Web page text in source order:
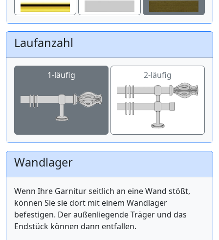
Laufanzahl
1-läufig 2-läufig
Wandlager
Wenn Ihre Garnitur seitlich an eine Wand stößt,
können Sie sie dort mit einem Wandlager
befestigen. Der außenliegende Träger und das
Endstück können dann entfallen.